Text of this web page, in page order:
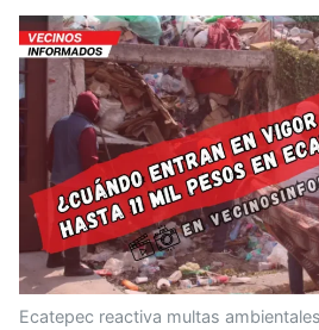
Ecatepec reactiva multas